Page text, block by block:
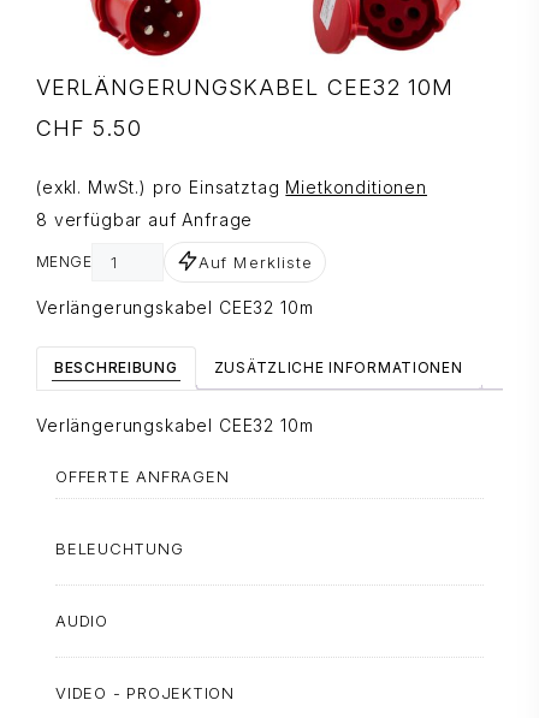
VERLÄNGERUNGSKABEL CEE32 10M
CHF 5.50
(exkl. MwSt.) pro Einsatztag Mietkonditionen
8 verfügbar auf Anfrage
MENGE Auf Merkliste
Verlängerungskabel CEE32 10m
BESCHREIBUNG ZUSÄTZLICHE INFORMATIONEN
Verlängerungskabel CEE32 10m
OFFERTE ANFRAGEN
BELEUCHTUNG
AUDIO
VIDEO - PROJEKTION